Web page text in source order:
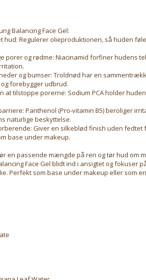
Balancing Face Gel:
hud: Regulerer olieproduktionen, så huden
porer og rødme: Niacinamid forfiner hudens
og bumser: Troldnød har en
forebygger udbrud.
at tilstoppe porerne: Sodium PCA holder
Panthenol (Pro-vitamin B5) beroliger
naturlige beskyttelse.
Giver en silkeblød finish uden fedtet
base under makeup.
en passende mængde på ren og tør hud om
Face Gel blidt ind i ansigtet og fokuser
Perfekt som base under makeup eller som